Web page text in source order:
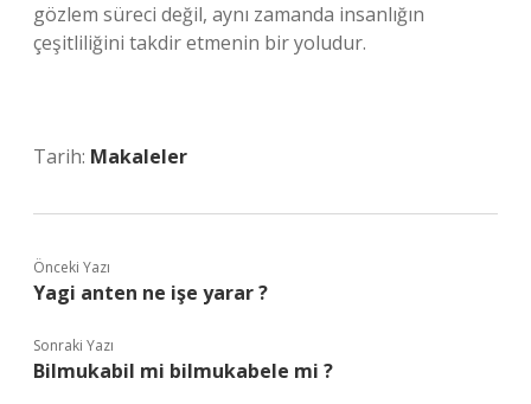
gözlem süreci değil, aynı zamanda insanlığın
çeşitliliğini takdir etmenin bir yoludur.
Tarih: Makaleler
Önceki Yazı
Yagi anten ne işe yarar ?
Sonraki Yazı
Bilmukabil mi bilmukabele mi ?